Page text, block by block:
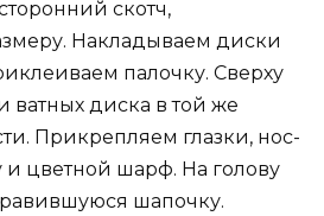
скотч,
Накладываем диски
палочку. Сверху
диска в той же
Прикрепляем глазки, нос-
и цветной шарф. На голову
шапочку.